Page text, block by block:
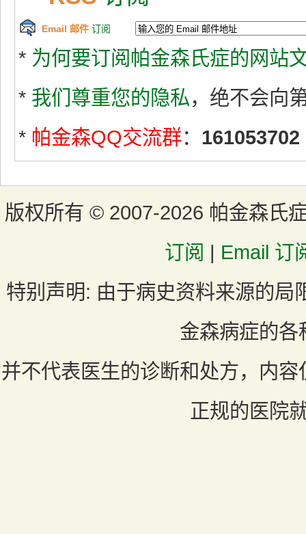
Email 邮件 订阅
* 为何要订阅帕金森氏症的网站
* 我们尊重您的隐私，绝不会向
* 帕金森QQ交流群： 161053702
版权所有 © 2007-2026 帕金森氏
订阅 | Email 订
特别声明: 由于病史资料来源的局
金森病症的各
并不代表医生的诊断和处方，内
正规的医院